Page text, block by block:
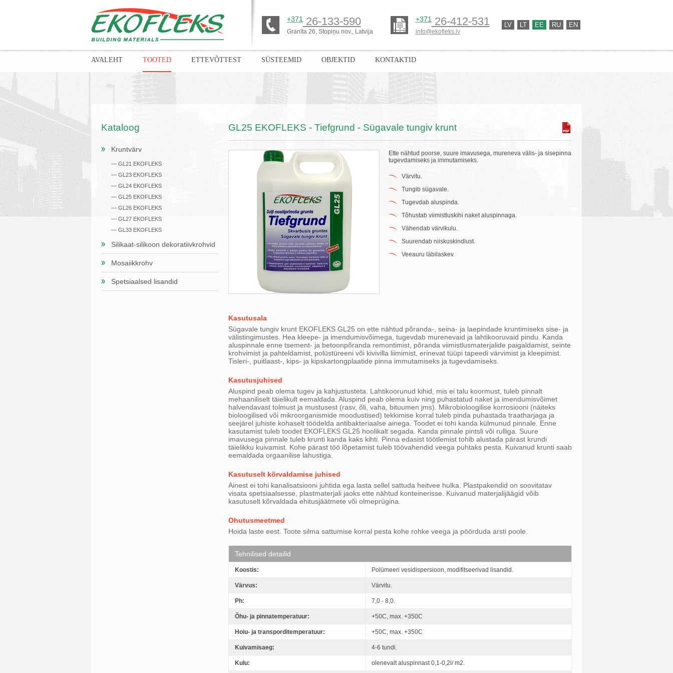
+37126-133-590
Granīta 26, Stopiņu nov., Latvija
+37126-412-531
info@ekofleks.lv
LV LT EE RU EN
Kataloog
Kruntvärv
— GL21 EKOFLEKS
— GL23 EKOFLEKS
— GL24 EKOFLEKS
— GL25 EKOFLEKS
— GL26 EKOFLEKS
— GL27 EKOFLEKS
— GL33 EKOFLEKS
Silikaat-silikoon dekoratiivkrohvid
Mosaiikkrohv
Spetsiaalsed lisandid
GL25 EKOFLEKS - Tiefgrund - Sügavale tungiv krunt
Ette nähtud poorse, suure imavusega, mureneva välis- ja sisepinna
tugevdamiseks ja immutamiseks.
Värvitu.
Tungib sügavale.
Tugevdab aluspinda.
Tõhustab viimistluskihi naket aluspinnaga.
Vähendab värvikulu.
Suurendab niiskuskindlust.
Veeauru läbilaskev.
Kasutusala
Sügavale tungiv krunt EKOFLEKS GL25 on ette nähtud põranda-, seina- ja laepindade kruntimiseks sise- ja
välistingimustes. Hea kleepe- ja imendumisvõimega, tugevdab murenevaid ja lahtikooruvaid pindu. Kanda
aluspinnale enne tsement- ja betoonpõranda remontimist, põranda viimistlusmaterjalide paigaldamist, seinte
krohvimist ja pahteldamist, polüstüreeni või kivivilla liimimist, erinevat tüüpi tapeedi värvimist ja kleepimist.
Tisleri-, puitlaast-, kips- ja kipskartongplaatide pinna immutamiseks ja tugevdamiseks.
Kasutusjuhised
Aluspind peab olema tugev ja kahjustusteta. Lahtikoorunud kihid, mis ei talu koormust, tuleb pinnalt
mehaaniliselt täielikult eemaldada. Aluspind peab olema kuiv ning puhastatud naket ja imendumisvõimet
halvendavast tolmust ja mustusest (rasv, õli, vaha, bituumen jms). Mikrobioloogilise korrosiooni (näiteks
bioloogilised või mikroorganismide moodustised) tekkimise korral tuleb pinda puhastada traatharjaga ja
seejärel juhiste kohaselt töödelda antibakteriaalse ainega. Toodet ei tohi kanda külmunud pinnale. Enne
kasutamist tuleb toodet EKOFLEKS GL25 hoolikalt segada. Kanda pinnale pintsli või rulliga. Suure
imavusega pinnale tuleb krunti kanda kaks kihti. Pinna edasist töötlemist tohib alustada pärast krundi
täielikku kuivamist. Kohe pärast töö lõpetamist tuleb töövahendid veega puhtaks pesta. Kuivanud krunti saab
eemaldada orgaanilise lahustiga.
Kasutuselt kõrvaldamise juhised
Ainest ei tohi kanalisatsiooni juhtida ega lasta sellel sattuda heitvee hulka. Plastpakendid on soovitatav
visata spetsiaalsesse, plastmaterjali jaoks ette nähtud konteinerisse. Kuivanud materjalijäägid võib
kasutuselt kõrvaldada ehitusjäätmete või olmeprügina.
Ohutusmeetmed
Hoida laste eest. Toote silma sattumise korral pesta kohe rohke veega ja pöörduda arsti poole.
Tehnilised detailid
Koostis: Polümeeri vesidispersioon, modifitseerivad lisandid.
Värvus: Värvitu.
Ph: 7,0 - 8,0.
Õhu- ja pinnatemperatuur: +50C, max. +350C
Hoiu- ja transporditemperatuur: +50C, max. +350C
Kuivamisaeg: 4-6 tundi.
Kulu: olenevalt aluspinnast 0,1-0,2l/ m2.
AVALEHT TOOTED ETTEVÕTTEST SÜSTEEMID OBJEKTID KONTAKTID